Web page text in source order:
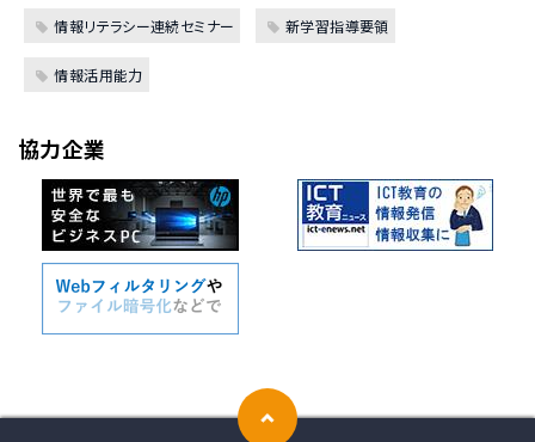
情報リテラシー連続セミナー 新学習指導要領
情報活用能力
協力企業